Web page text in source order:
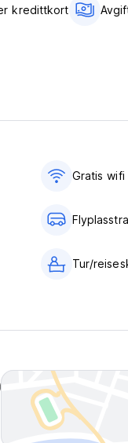
kredittkort
Gratis wifi‎
Tur/